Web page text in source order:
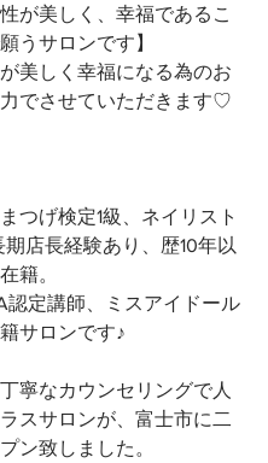
性が美しく、幸福であるこ
うサロンです】
美しく幸福になる為のお
でさせていただきます♡
つげ検定1級、ネイリスト
期店長経験あり、歴10年以
籍。
認定講師、ミスアイドール
サロンです♪
寧なカウンセリングで人
スサロンが、富士市に二
ン致しました。